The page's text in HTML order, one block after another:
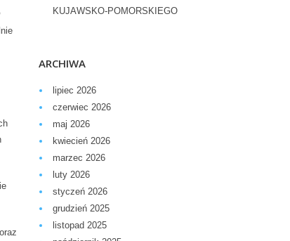
KUJAWSKO-POMORSKIEGO
ARCHIWA
lipiec 2026
czerwiec 2026
maj 2026
kwiecień 2026
marzec 2026
luty 2026
styczeń 2026
grudzień 2025
listopad 2025